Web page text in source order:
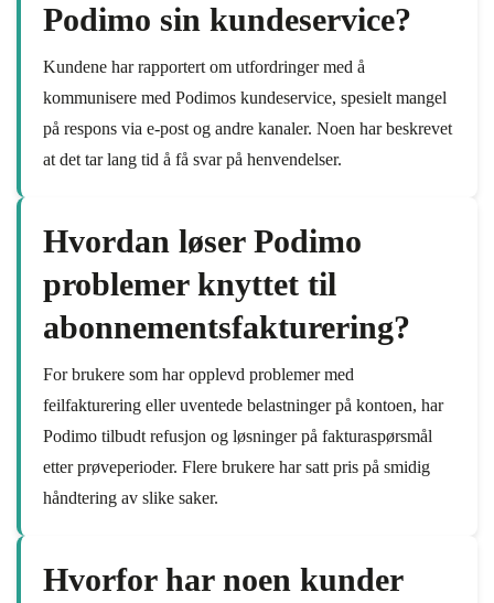
Podimo sin kundeservice?
Kundene har rapportert om utfordringer med å
kommunisere med Podimos kundeservice, spesielt mangel
på respons via e-post og andre kanaler. Noen har beskrevet
at det tar lang tid å få svar på henvendelser.
Hvordan løser Podimo
problemer knyttet til
abonnementsfakturering?
For brukere som har opplevd problemer med
feilfakturering eller uventede belastninger på kontoen, har
Podimo tilbudt refusjon og løsninger på fakturaspørsmål
etter prøveperioder. Flere brukere har satt pris på smidig
håndtering av slike saker.
Hvorfor har noen kunder